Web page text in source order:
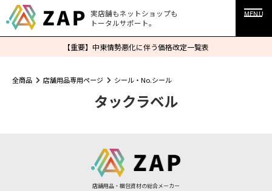
実店舗もネットショップも
トータルサポート。
MENU
【重要】中東情勢悪化に伴う価格改定一覧表
全商品 店舗用品専用ページ シール・No.シール
タックラベル
店舗用品・梱包資材の総合メーカー